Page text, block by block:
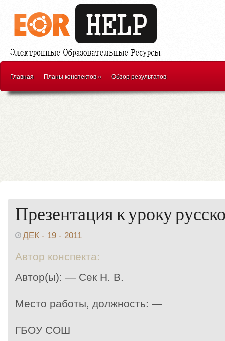
Главная Планы конспектов» Обзор результатов
Презентация к уроку
ДЕК - 19 - 2011
Автор конспекта:
Автор(ы): — Сек Н. В.
Место работы, должность: —
ГБОУ СОШ